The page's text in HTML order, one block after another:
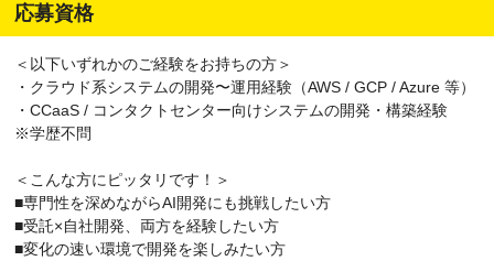
応募資格
＜以下いずれかのご経験をお持ちの方＞
・クラウド系システムの開発〜運用経験（AWS / GCP / Azure 等）
・CCaaS / コンタクトセンター向けシステムの開発・構築経験
※学歴不問
＜こんな方にピッタリです！＞
■専門性を深めながらAI開発にも挑戦したい方
■受託×自社開発、両方を経験したい方
■変化の速い環境で開発を楽しみたい方